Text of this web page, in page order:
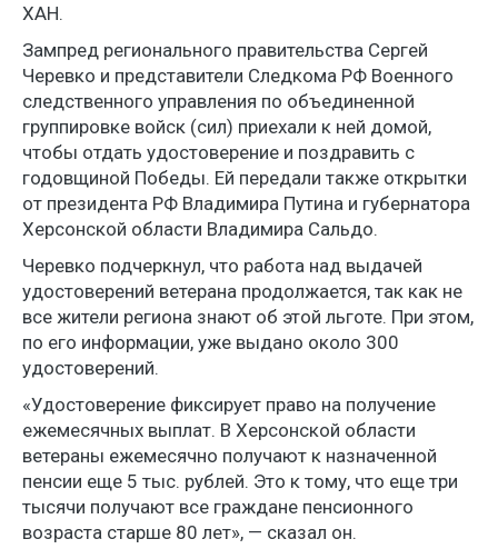
ХАН.
Зампред регионального правительства Сергей
Черевко и представители Следкома РФ Военного
следственного управления по объединенной
группировке войск (сил) приехали к ней домой,
чтобы отдать удостоверение и поздравить с
годовщиной Победы. Ей передали также открытки
от президента РФ Владимира Путина и губернатора
Херсонской области Владимира Сальдо.
Черевко подчеркнул, что работа над выдачей
удостоверений ветерана продолжается, так как не
все жители региона знают об этой льготе. При этом,
по его информации, уже выдано около 300
удостоверений.
«Удостоверение фиксирует право на получение
ежемесячных выплат. В Херсонской области
ветераны ежемесячно получают к назначенной
пенсии еще 5 тыс. рублей. Это к тому, что еще три
тысячи получают все граждане пенсионного
возраста старше 80 лет», — сказал он.